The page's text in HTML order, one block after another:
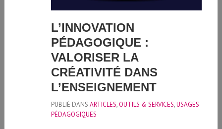
L’INNOVATION
PÉDAGOGIQUE :
VALORISER LA
CRÉATIVITÉ DANS
L’ENSEIGNEMENT
PUBLIÉ DANS ARTICLES,OUTILS & SERVICES,USAGES
PÉDAGOGIQUES